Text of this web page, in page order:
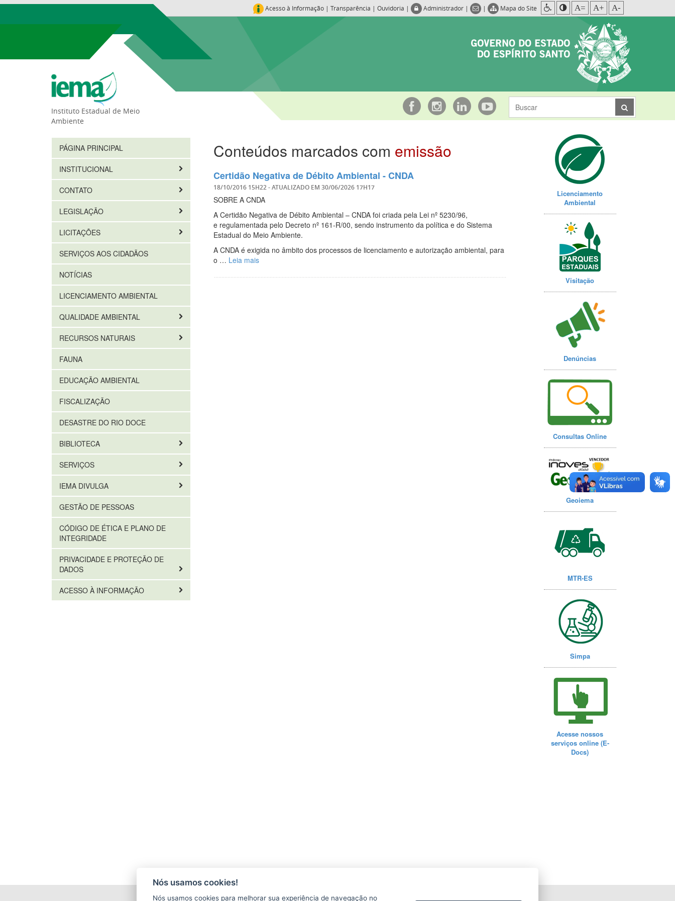
Acesso à Informação | Transparência | Ouvidoria | Administrador | | Mapa do Site A= A+ A-
Instituto Estadual de Meio
Ambiente
PÁGINA PRINCIPAL
INSTITUCIONAL
CONTATO
LEGISLAÇÃO
LICITAÇÕES
SERVIÇOS AOS CIDADÃOS
NOTÍCIAS
LICENCIAMENTO AMBIENTAL
QUALIDADE AMBIENTAL
RECURSOS NATURAIS
FAUNA
EDUCAÇÃO AMBIENTAL
FISCALIZAÇÃO
DESASTRE DO RIO DOCE
BIBLIOTECA
SERVIÇOS
IEMA DIVULGA
GESTÃO DE PESSOAS
CÓDIGO DE ÉTICA E PLANO DE
INTEGRIDADE
PRIVACIDADE E PROTEÇÃO DE
DADOS
ACESSO À INFORMAÇÃO
Conteúdos marcados com emissão
Certidão Negativa de Débito Ambiental - CNDA
18/10/2016 15H22- ATUALIZADO EM 30/06/2026 17H17
SOBRE A CNDA
A Certidão Negativa de Débito Ambiental – CNDA foi criada pela Lei nº 5230/96,
e regulamentada pelo Decreto nº 161-R/00, sendo instrumento da política e do Sistema
Estadual do Meio Ambiente.
A CNDA é exigida no âmbito dos processos de licenciamento e autorização ambiental, para
o … Leia mais
Licenciamento
Ambiental
Visitação
Denúncias
Consultas Online
Geoiema
MTR-ES
Simpa
Acesse nossos
serviços online (E-
Docs)
Nós usamos cookies!
Nós usamos cookies para melhorar sua experiência de navegação no